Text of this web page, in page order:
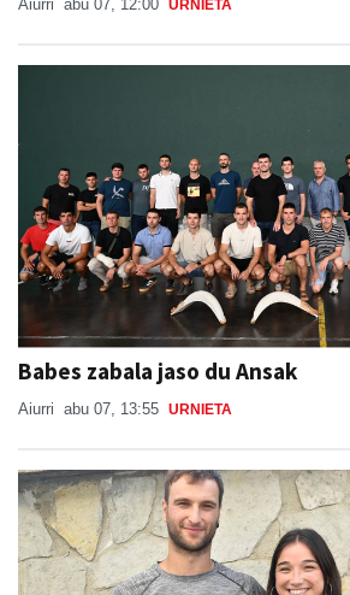
Aiurri abu 07, 12:00 URNIETA
Babes zabala jaso du Ansak
Aiurri abu 07, 13:55 URNIETA